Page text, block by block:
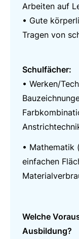
Arbeiten auf
• Gute
Tragen von
Schulfächer:
• Werken/
• Mathematik
einfachen
Welche
Ausbildung?